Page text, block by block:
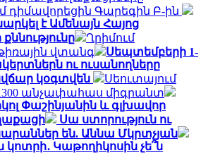
Գարեգին Բ-ին
է Ամենայն Հայոց
Ղրիմում
վտանգ
Սեպտեմբերի 1-
ու ուսանողները
կօգտվեն
Սեուտայում
1300 անչափահաս միգրանտ
Փաշինյանին և գլխավոր
Սա ստորություն ու
են. Աննա Մկրտչյան
կոտրի․ Կաթողիկոսին չե՞ն